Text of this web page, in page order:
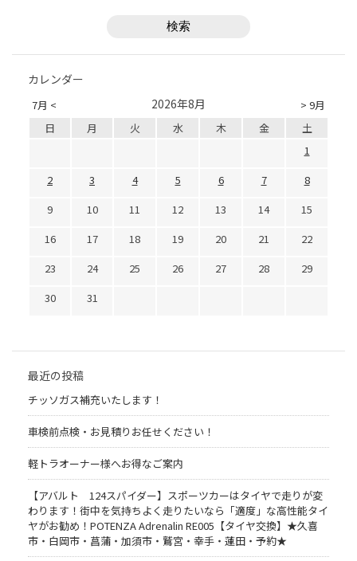
カレンダー
7月 < > 9月
2026年8月
日 月 火 水 木 金
土
1
2
3 4 5 6 7
8
9
10 11 12 13 14
15
16
17 18 19 20 21
22
23
24 25 26 27 28
29
30
31
最近の投稿
チッソガス補充いたします！
車検前点検・お見積りお任せください！
軽トラオーナー様へお得なご案内
【アバルト 124スパイダー】スポーツカーはタイヤで走りが変
わります！街中を気持ちよく走りたいなら「適度」な高性能タイ
ヤがお勧め！POTENZA Adrenalin RE005【タイヤ交換】★久喜
市・白岡市・菖蒲・加須市・鷲宮・幸手・蓮田・予約★